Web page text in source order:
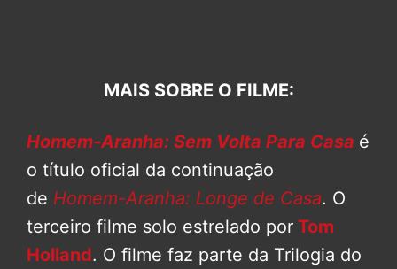
MAIS SOBRE O FILME:
Homem-Aranha: Sem Volta Para Casa é
o título oficial da continuação
de Homem-Aranha: Longe de Casa. O
terceiro filme solo estrelado por Tom
Holland. O filme faz parte da Trilogia do